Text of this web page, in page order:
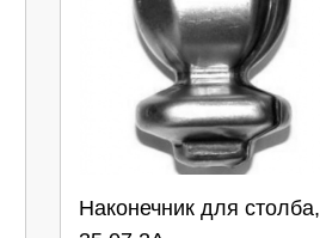
Наконечник для столба,
Выберите количество: